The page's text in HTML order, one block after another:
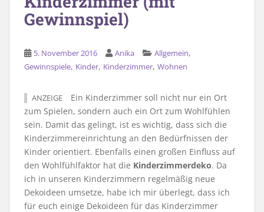
Gewinnspiel)
5. November 2016 Anika Allgemein,
Gewinnspiele, Kinder, Kinderzimmer, Wohnen
ANZEIGE
Ein Kinderzimmer soll nicht nur ein Ort
zum Spielen, sondern auch ein Ort zum Wohlfühlen
sein. Damit das gelingt, ist es wichtig, dass sich die
Kinderzimmereinrichtung an den Bedürfnissen der
Kinder orientiert. Ebenfalls einen großen Einfluss auf
den Wohlfühlfaktor hat die Kinderzimmerdeko. Da
ich in unseren Kinderzimmern regelmäßig neue
Dekoideen umsetze, habe ich mir überlegt, dass ich
für euch einige Dekoideen für das Kinderzimmer